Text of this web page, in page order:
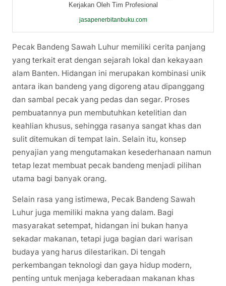
Kerjakan Oleh Tim Profesional
jasapenerbitanbuku.com
Pecak Bandeng Sawah Luhur memiliki cerita panjang
yang terkait erat dengan sejarah lokal dan kekayaan
alam Banten. Hidangan ini merupakan kombinasi unik
antara ikan bandeng yang digoreng atau dipanggang
dan sambal pecak yang pedas dan segar. Proses
pembuatannya pun membutuhkan ketelitian dan
keahlian khusus, sehingga rasanya sangat khas dan
sulit ditemukan di tempat lain. Selain itu, konsep
penyajian yang mengutamakan kesederhanaan namun
tetap lezat membuat pecak bandeng menjadi pilihan
utama bagi banyak orang.
Selain rasa yang istimewa, Pecak Bandeng Sawah
Luhur juga memiliki makna yang dalam. Bagi
masyarakat setempat, hidangan ini bukan hanya
sekadar makanan, tetapi juga bagian dari warisan
budaya yang harus dilestarikan. Di tengah
perkembangan teknologi dan gaya hidup modern,
penting untuk menjaga keberadaan makanan khas